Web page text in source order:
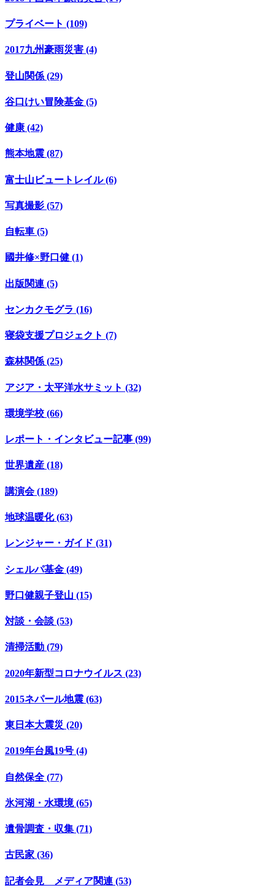
プライベート (109)
2017九州豪雨災害 (4)
登山関係 (29)
谷口けい冒険基金 (5)
健康 (42)
熊本地震 (87)
富士山ビュートレイル (6)
写真撮影 (57)
自転車 (5)
國井修×野口健 (1)
出版関連 (5)
センカクモグラ (16)
寝袋支援プロジェクト (7)
森林関係 (25)
アジア・太平洋水サミット (32)
環境学校 (66)
レポート・インタビュー記事 (99)
世界遺産 (18)
講演会 (189)
地球温暖化 (63)
レンジャー・ガイド (31)
シェルパ基金 (49)
野口健親子登山 (15)
対談・会談 (53)
清掃活動 (79)
2020年新型コロナウイルス (23)
2015ネパール地震 (63)
東日本大震災 (20)
2019年台風19号 (4)
自然保全 (77)
氷河湖・水環境 (65)
遺骨調査・収集 (71)
古民家 (36)
記者会見 メディア関連 (53)